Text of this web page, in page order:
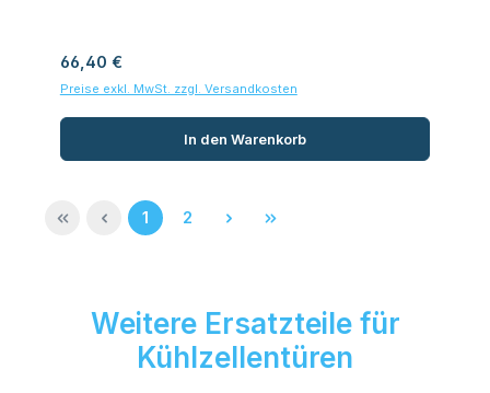
Regulärer Preis:
66,40 €
Preise exkl. MwSt. zzgl. Versandkosten
In den Warenkorb
Seite
1 Seite
2
Weitere Ersatzteile für
Kühlzellentüren